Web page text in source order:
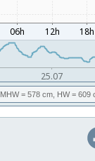
MHW= 578 cm, HW= 609